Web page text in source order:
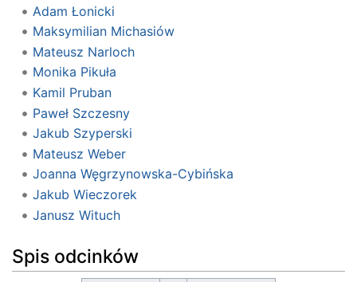
Adam Łonicki
Maksymilian Michasiów
Mateusz Narloch
Monika Pikuła
Kamil Pruban
Paweł Szczesny
Jakub Szyperski
Mateusz Weber
Joanna Węgrzynowska-Cybińska
Jakub Wieczorek
Janusz Wituch
Spis odcinków